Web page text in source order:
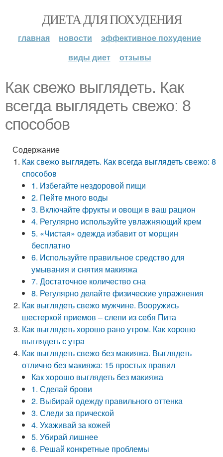
ДИЕТА ДЛЯ ПОХУДЕНИЯ
главная новости
эффективное похудение
виды диет
отзывы
Как свежо выглядеть. Как
всегда выглядеть свежо: 8
способов
Содержание
Как свежо выглядеть. Как всегда выглядеть свежо: 8
способов
1. Избегайте нездоровой пищи
2. Пейте много воды
3. Включайте фрукты и овощи в ваш рацион
4. Регулярно используйте увлажняющий крем
5. «Чистая» одежда избавит от морщин
бесплатно
6. Используйте правильное средство для
умывания и снятия макияжа
7. Достаточное количество сна
8. Регулярно делайте физические упражнения
Как выглядеть свежо мужчине. Вооружись
шестеркой приемов – слепи из себя Пита
Как выглядеть хорошо рано утром. Как хорошо
выглядеть с утра
Как выглядеть свежо без макияжа. Выглядеть
отлично без макияжа: 15 простых правил
Как хорошо выглядеть без макияжа
1. Сделай брови
2. Выбирай одежду правильного оттенка
3. Следи за прической
4. Ухаживай за кожей
5. Убирай лишнее
6. Решай конкретные проблемы